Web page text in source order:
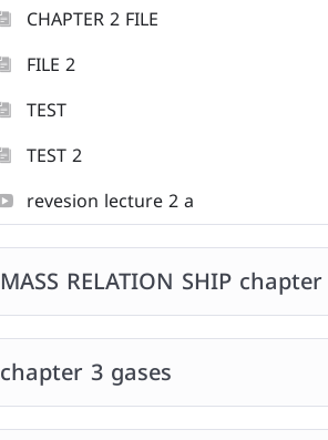
CHAPTER 2 FILE
FILE 2
TEST
TEST 2
revesion lecture 2 a
MASS RELATION SHIP
chapter 3 gases